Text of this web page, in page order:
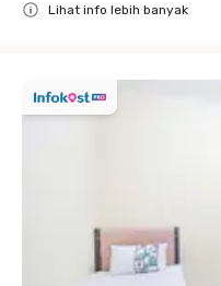
Lihat info lebih banyak